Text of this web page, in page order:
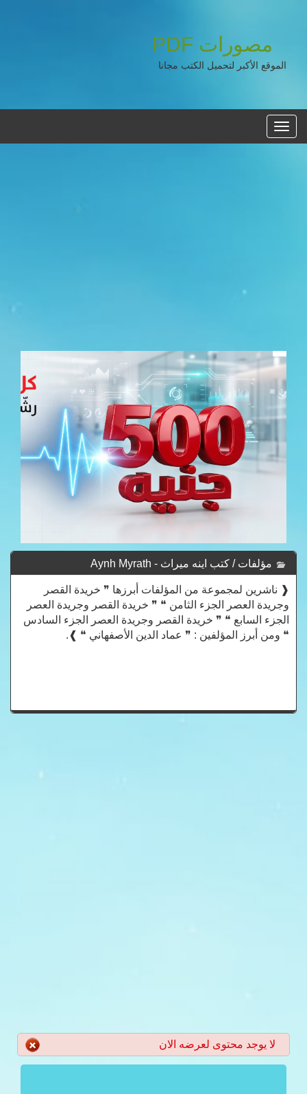
مصورات PDF
الموقع الأكبر لتحميل الكتب مجانا
القائمه
الرئيسية
مؤلفات / كتب اينه ميراث - Aynh Myrath
❰ ناشرين لمجموعة من المؤلفات أبرزها ❞ خريدة القصر
وجريدة العصر الجزء الثامن ❝ ❞ خريدة القصر وجريدة العصر
الجزء السابع ❝ ❞ خريدة القصر وجريدة العصر الجزء السادس
❝ ومن أبرز المؤلفين : ❞ عماد الدين الأصفهاني ❝ ❱.
لا يوجد محتوى لعرضه الان